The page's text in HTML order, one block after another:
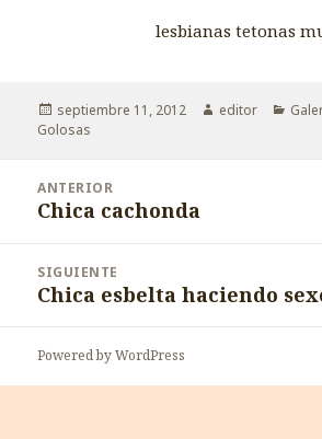
lesbianas tetonas
Publicado
el
septiembre 11, 2012 Autor
editor
Golosas
entradas
ANTERIOR
Entrada
Chica cachonda
SIGUIENTE
Entrada
Chica esbelta haciendo
Powered by WordPress